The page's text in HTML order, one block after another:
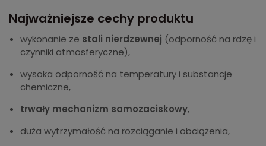
Najważniejsze cechy produktu
wykonanie ze stali nierdzewnej (odporność na rdzę i
czynniki atmosferyczne),
wysoka odporność na temperatury i substancje
chemiczne,
trwały mechanizm samozaciskowy,
duża wytrzymałość na rozciąganie i obciążenia,